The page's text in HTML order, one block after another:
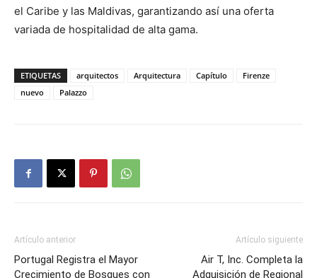
el Caribe y las Maldivas, garantizando así una oferta
variada de hospitalidad de alta gama.
ETIQUETAS arquitectos Arquitectura Capítulo
Firenze
nuevo
Palazzo
Artículo anterior
Portugal Registra el Mayor
Crecimiento de Bosques con
Artículo siguiente
Air T, Inc. Completa la
Adquisición de Regional